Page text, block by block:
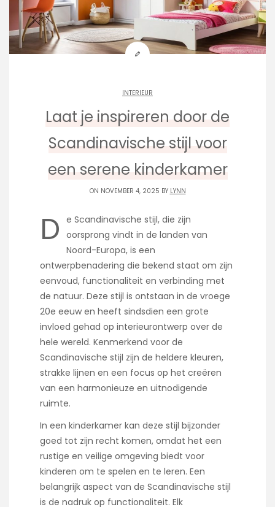
INTERIEUR
Laat je inspireren door de
Scandinavische stijl voor
een serene kinderkamer
ON NOVEMBER 4, 2025 BY LYNN
D e Scandinavische stijl, die zijn
oorsprong vindt in de landen van
Noord-Europa, is een
ontwerpbenadering die bekend staat om zijn
eenvoud, functionaliteit en verbinding met
de natuur. Deze stijl is ontstaan in de vroege
20e eeuw en heeft sindsdien een grote
invloed gehad op interieurontwerp over de
hele wereld. Kenmerkend voor de
Scandinavische stijl zijn de heldere kleuren,
strakke lijnen en een focus op het creëren
van een harmonieuze en uitnodigende
ruimte.
In een kinderkamer kan deze stijl bijzonder
goed tot zijn recht komen, omdat het een
rustige en veilige omgeving biedt voor
kinderen om te spelen en te leren. Een
belangrijk aspect van de Scandinavische stijl
is de nadruk op functionaliteit. Elk